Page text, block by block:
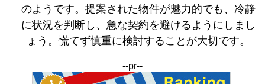
のようです。提案された物件が魅力的でも、冷静
に状況を判断し、急な契約を避けるようにしまし
ょう。慌てず慎重に検討することが大切です。
--pr--